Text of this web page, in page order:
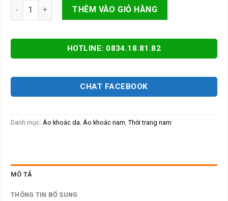
Áo khoác da nam cao cấp nhập khẩu số lượng
THÊM VÀO GIỎ HÀNG
HOTLINE: 0834.18.81.82
CHAT FACEBOOK
Danh mục: Áo khoác da Áo khoác nam Thời trang nam
MÔ TẢ
THÔNG TIN BỔ SUNG